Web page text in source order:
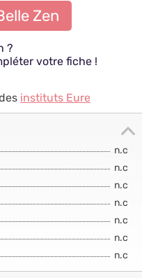
Zen
?
votre fiche !
instituts Eure
n.c
n.c
n.c
n.c
n.c
n.c
n.c